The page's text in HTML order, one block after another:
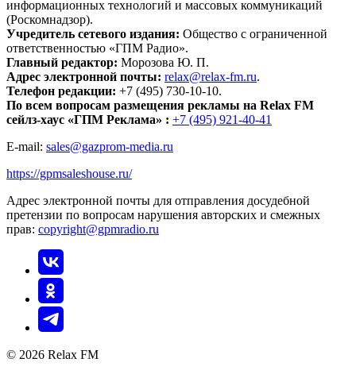
информационных технологий и массовых коммуникаций
(Роскомнадзор).
Учредитель сетевого издания: Общество с ограниченной
ответственностью «ГПМ Радио».
Главный редактор: Морозова Ю. П.
Адрес электронной почты: relax@relax-fm.ru.
Телефон редакции: +7 (495) 730-10-10.
По всем вопросам размещения рекламы на Relax FM
сейлз-хаус «ГПМ Реклама» : +7 (495) 921-40-41
E-mail: sales@gazprom-media.ru
https://gpmsaleshouse.ru/
Адрес электронной почты для отправления досудебной
претензии по вопросам нарушения авторских и смежных
прав: copyright@gpmradio.ru
© 2026 Relax FM